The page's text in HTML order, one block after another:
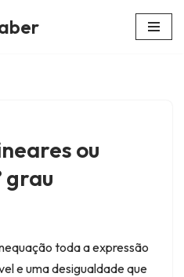
ou
grau
toda a expressão
e uma desigualdade que